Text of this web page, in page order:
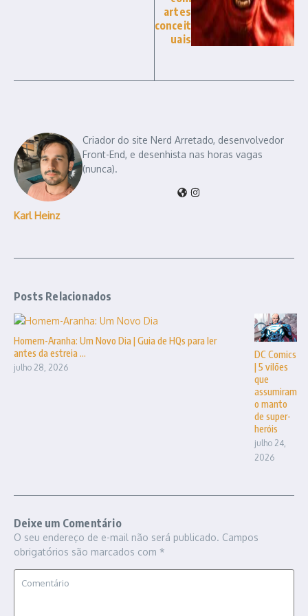
artes
conceit
uais
Karl Heinz
Criador do site Nerd Arretado, desenvolvedor
Front-End, e desenhista nas horas vagas
(nunca).
Posts Relacionados
Homem-Aranha: Um Novo Dia | Guia de HQs para ler
antes da estreia ...
julho 28, 2026
DC Comics
| 5 vilões
que
assumiram
o manto
de super-
heróis
julho 24,
2026
Deixe um Comentário
O seu endereço de e-mail não será publicado. Campos
obrigatórios são marcados com *